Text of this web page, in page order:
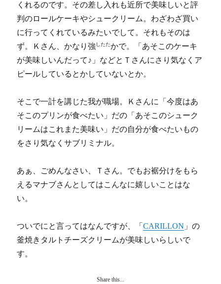
くれるのです。その差し入れも近所で美味しいと評
判のロールケーキやシュークリーム。わざわざ買い
に行ってくれているみたいでして。それもそのは
ず。Ｋさん、かなり強 したたかで。「あそこのケーキ
が美味しいんだって♪」などとＴさんにさり気なくア
ピールしているとかしていないとか。
そこで一計を講じた我が職場。Ｋさんに「今度はあ
そこのプリンが食べたい」だの「あそこのシューク
リームはこれまた美味い」だの自分が食べたいもの
をさり気なくサブリミナル。
あぁ、ごめんなさい、Ｔさん。でもお裾分けをもら
えるマナブさんとしてはこんなに嬉しいことはな
い。
ついでにと言ってはなんですが、「CARILLON 」の
釜焼きタルトチーズクリームが美味しいらしいで
す。
Share this...